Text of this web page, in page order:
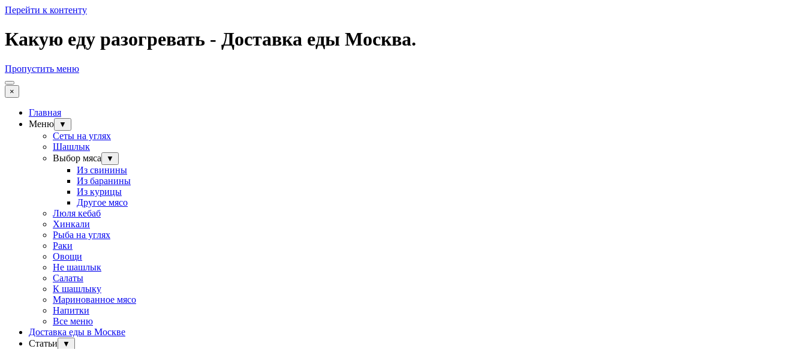
Перейти к контенту
Какую еду разогревать - Доставка еды Москва.
Пропустить меню
×
Главная
Меню
▼
Сеты на углях
Шашлык
Выбор мяса
▼
Из свинины
Из баранины
Из курицы
Другое мясо
Люля кебаб
Хинкали
Рыба на углях
Раки
Овощи
Не шашлык
Салаты
К шашлыку
Маринованное мясо
Напитки
Все меню
Доставка еды в Москве
Статьи
▼